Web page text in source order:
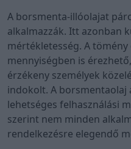
A borsmenta-illóolajat
alkalmazzák. Itt azonban
mértékletesség. A
mennyiségben is
érzékeny személyek
indokolt. A borsmentaolaj
lehetséges felhasználási
szerint nem minden
rendelkezésre elegendő